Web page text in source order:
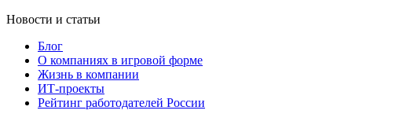
Новости и статьи
Блог
О компаниях в игровой форме
Жизнь в компании
ИТ-проекты
Рейтинг работодателей России